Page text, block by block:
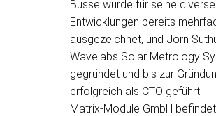
Busse wurde für seine
Entwicklungen bereits
ausgezeichnet, und Jörn
Wavelabs Solar Metrology
gegründet und bis zur
erfolgreich als CTO geführt.
Matrix-Module GmbH